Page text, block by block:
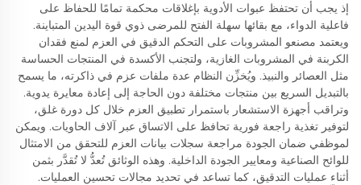
إذ يجب أن تحتفظ عبوات الأدوية بإغلاقات محكمة تمامًا للحفاظ على
فاعلية الدواء، مع بقائها سهلة الفتح للمرضى ذوي قوة اليدين المتباينة.
ويعتمد مصنعو المشروبات على التحكم الدقيق في العزم لمنع فقدان
الكربنة في المشروبات الغازية، ولتجنب الأكسدة في المنتجات الحساسة
مثل العصائر والنبيذ. ويُخزِّن النظام عدة ملفات عزم في ذاكرته، ما يسمح
بالتبديل السريع بين منتجات مختلفة دون الحاجة إلى إعادة معايرة يدوية.
وتراقب أجهزة الاستشعار باستمرار تطبيق العزم خلال كل دورة غلق،
لتوفير تغذية راجعة فورية تحافظ على الاتساق عبر آلاف الحاويات. ويمكن
لموظفي ضمان الجودة مراجعة سجلات بيانات العزم للتحقق من الامتثال
للوائح الصناعية ومعايير الجودة الداخلية. وهذه الوثائق تُعدُّ لا تُقدَّر بثمن
أثناء عمليات التدقيق، كما تساعد في تحديد مجالات تحسين العمليات.